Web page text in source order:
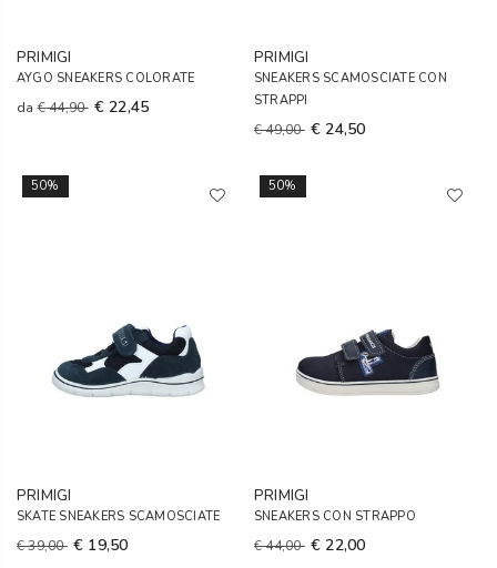
PRIMIGI
AYGO SNEAKERS COLORATE
da€ 44,90 € 22,45
PRIMIGI
SNEAKERS SCAMOSCIATE CON
STRAPPI
€ 49,00 € 24,50
50%
PRIMIGI
SKATE SNEAKERS SCAMOSCIATE
€ 39,00 € 19,50
50%
PRIMIGI
SNEAKERS CON STRAPPO
€ 44,00 € 22,00